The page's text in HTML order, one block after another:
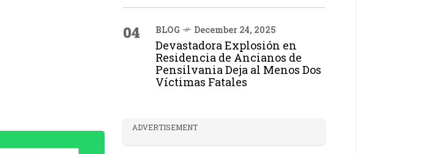
04 BLOG December 24, 2025
Devastadora Explosión en
Residencia de Ancianos de
Pensilvania Deja al Menos Dos
Víctimas Fatales
ADVERTISEMENT